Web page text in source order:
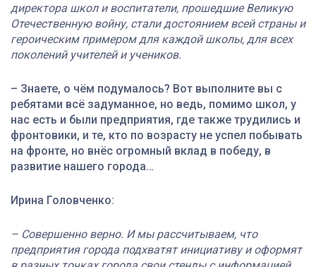
директора школ и воспитатели, прошедшие Великую
Отечественную войну, стали достоянием всей страны и
героическим примером для каждой школы, для всех
поколений учителей и учеников.
– Знаете, о чём подумалось? Вот выполните вы с
ребятами всё задуманное, но ведь, помимо школ, у
нас есть и были предприятия, где также трудились и
фронтовики, и те, кто по возрасту не успел побывать
на фронте, но внёс огромный вклад в победу, в
развитие нашего города…
Ирина Головченко:
– Совершенно верно. И мы рассчитываем, что
предприятия города подхватят инициативу и оформят